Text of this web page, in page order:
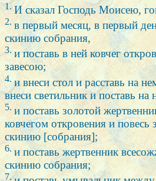
1.И сказал Господь Моисею,
2.в первый месяц, в первый
скинию собрания,
3. и поставь в ней ковчег
завесою;
4. и внеси стол и расставь на
внеси светильник и поставь
5.и поставь золотой
ковчегом откровения и повесь
скинию [собрания];
6. и поставь жертвенник
скинию собрания;
7.